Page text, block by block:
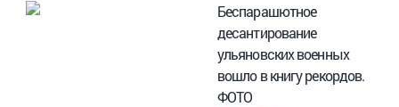
Беспарашютное
десантирование
ульяновских военных
вошло в книгу рекордов.
ФОТО